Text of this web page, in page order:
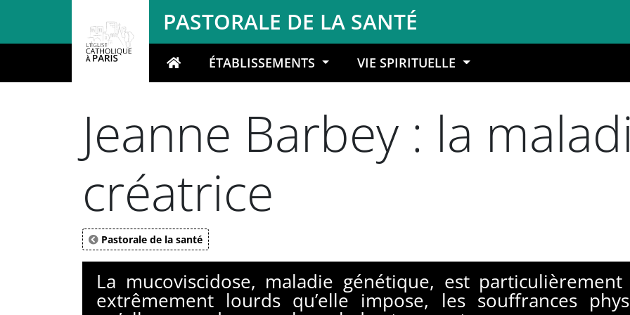
PASTORALE DE LA SANTÉ
Votre rechercheÉTABLISSEMENTS VIE SPIRITUELLE
Jeanne Barbey : la
créatrice
Pastorale de la santé
La mucoviscidose, maladie génétique, est
extrêmement lourds qu’elle impose, les souffrances